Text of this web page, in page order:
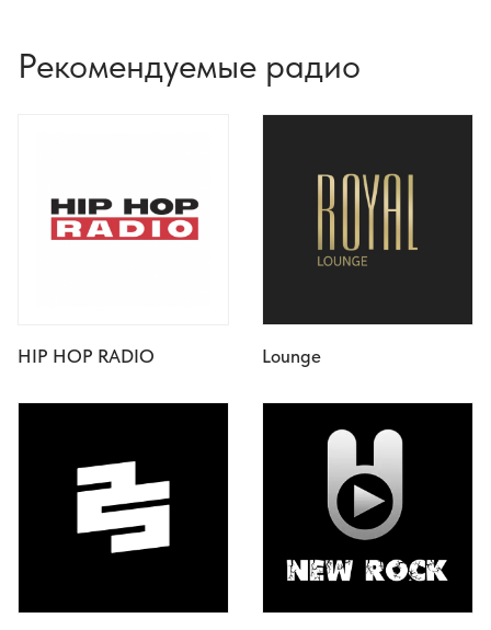
Рекомендуемые радио
HIP HOP RADIO Lounge